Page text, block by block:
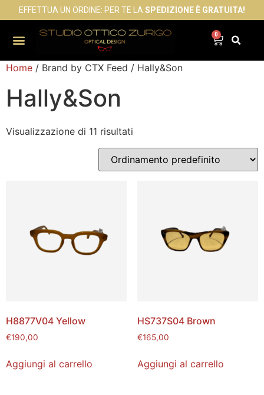
EFFETTUA UN ORDINE: PER TE LA SPEDIZIONE È GRATUITA!
0
Home / Brand by CTX Feed / Hally&Son
Hally&Son
Visualizzazione di 11 risultati
H8877V04 Yellow
€190,00
Aggiungi al carrello
HS737S04 Brown
€165,00
Aggiungi al carrello